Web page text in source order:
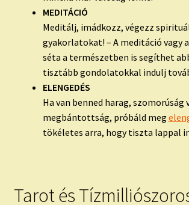
MEDITÁCIÓ
Meditálj, imádkozz, végezz
gyakorlatokat! – A meditáció vagy
séta a természetben is segíthet
tisztább gondolatokkal indulj
ELENGEDÉS
Ha van benned harag, szomorúság
megbántottság, próbáld meg
tökéletes arra, hogy tiszta lappal
Tarot és